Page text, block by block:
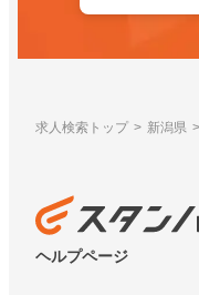
求人検索トップ 新潟県
ヘルプページ